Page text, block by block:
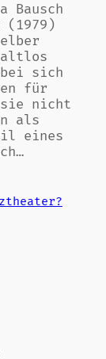
Bausch
(1979)
sich
für
nicht
als
eines